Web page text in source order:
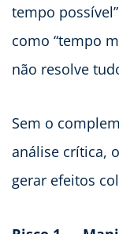
tempo
como “tempo
não resolve
Sem o
análise crítica,
gerar efeitos